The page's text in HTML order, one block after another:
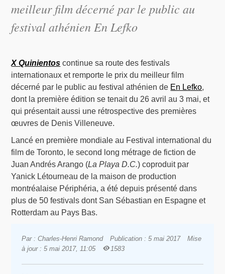
meilleur film décerné par le public au
festival athénien En Lefko
X Quinientos continue sa route des festivals
internationaux et remporte le prix du meilleur film
décerné par le public au festival athénien de En Lefko,
dont la première édition se tenait du 26 avril au 3 mai, et
qui présentait aussi une rétrospective des premières
œuvres de Denis Villeneuve.
Lancé en première mondiale au Festival international du
film de Toronto, le second long métrage de fiction de
Juan Andrés Arango (La Playa D.C.) coproduit par
Yanick Létourneau de la maison de production
montréalaise Périphéria, a été depuis présenté dans
plus de 50 festivals dont San Sébastian en Espagne et
Rotterdam au Pays Bas.
Par : Charles-Henri Ramond Publication : 5 mai 2017
Mise
à jour : 5 mai 2017, 11:05
1583